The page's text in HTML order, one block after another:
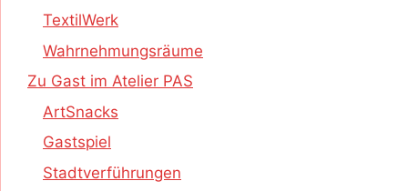
TextilWerk
Wahrnehmungsräume
Zu Gast im Atelier PAS
ArtSnacks
Gastspiel
Stadtverführungen